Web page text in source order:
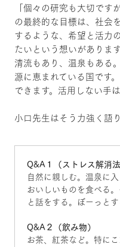
「個々の研究も大切で
の最終的な目標は、社会
するような、希望と活力
たいという想いがありま
清流もあり、温泉もある
源に恵まれている国です
できます。活用しない手
小口先生はそう力強く語
Q&A１（ストレス解消法
自然に親しむ。温泉に
おいしいものを食べる
と話をする。ぼーっとす
Q&A２（飲み物）
お茶、紅茶など。特に